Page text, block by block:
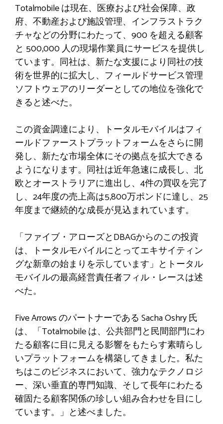
Totalmobile は現在、医療および社会保障、政
府、不動産および施設管理、インフラストラク
チャなどの分野にわたって、900 を超える顧客
と 500,000 人の現場作業員にサービスを提供し
ています。同社は、新たな支援により同社の技
術を世界的に拡大し、フィールドサービス管理
ソフトウェアのリーダーとしての地位を強化で
きると述べた。
この資金調達により、トータルモバイルはフィ
ールドファーストプラットフォームをさらに開
発し、新たな市場全体にその拠点を拡大できる
ようになります。同社は近年急速に成長し、北
欧とオーストラリアに進出し、4件の買収を完了
し、24年度の売上高は5,800万ポンドに達し、25
年度まで継続的な成長が見込まれています。
「ファイブ・アローズとD​​BAGからのこの投資
は、トータルモバイルにとってエキサイティン
グな新章の始まりを示しています」とトータル
モバイルの最高経営責任者フィル・レースは述
べた。
Five Arrows のパートナーである Sacha Oshry 氏
は、「Totalmobile は、公共部門と民間部門にわ
たる顧客に目に見える影響をもたらす素晴らし
いプラットフォームを構築してきました。私た
ちはこのビジネスにおいて、強力なテクノロジ
ー、深い垂直的専門知識、そして長年にわたる
確固たる顧客関係の珍しい組み合わせを目にし
ています。」と述べました。